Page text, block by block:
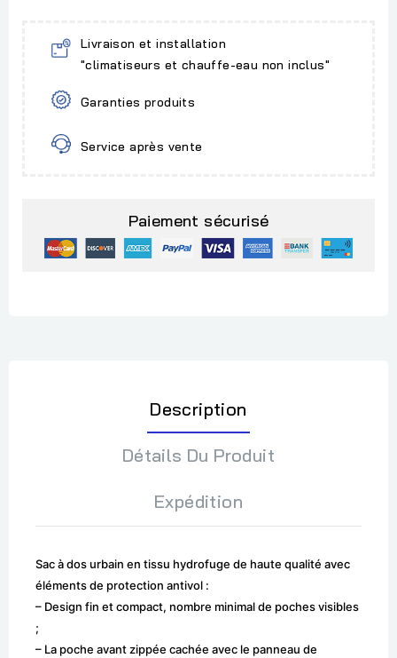
Livraison et installation
"climatiseurs et chauffe-eau non inclus"
Garanties produits
Service après vente
Paiement sécurisé
Description
Détails Du Produit
Expédition
Sac à dos urbain en tissu hydrofuge de haute qualité avec
éléments de protection antivol :
– Design fin et compact, nombre minimal de poches visibles
;
– La poche avant zippée cachée avec le panneau de